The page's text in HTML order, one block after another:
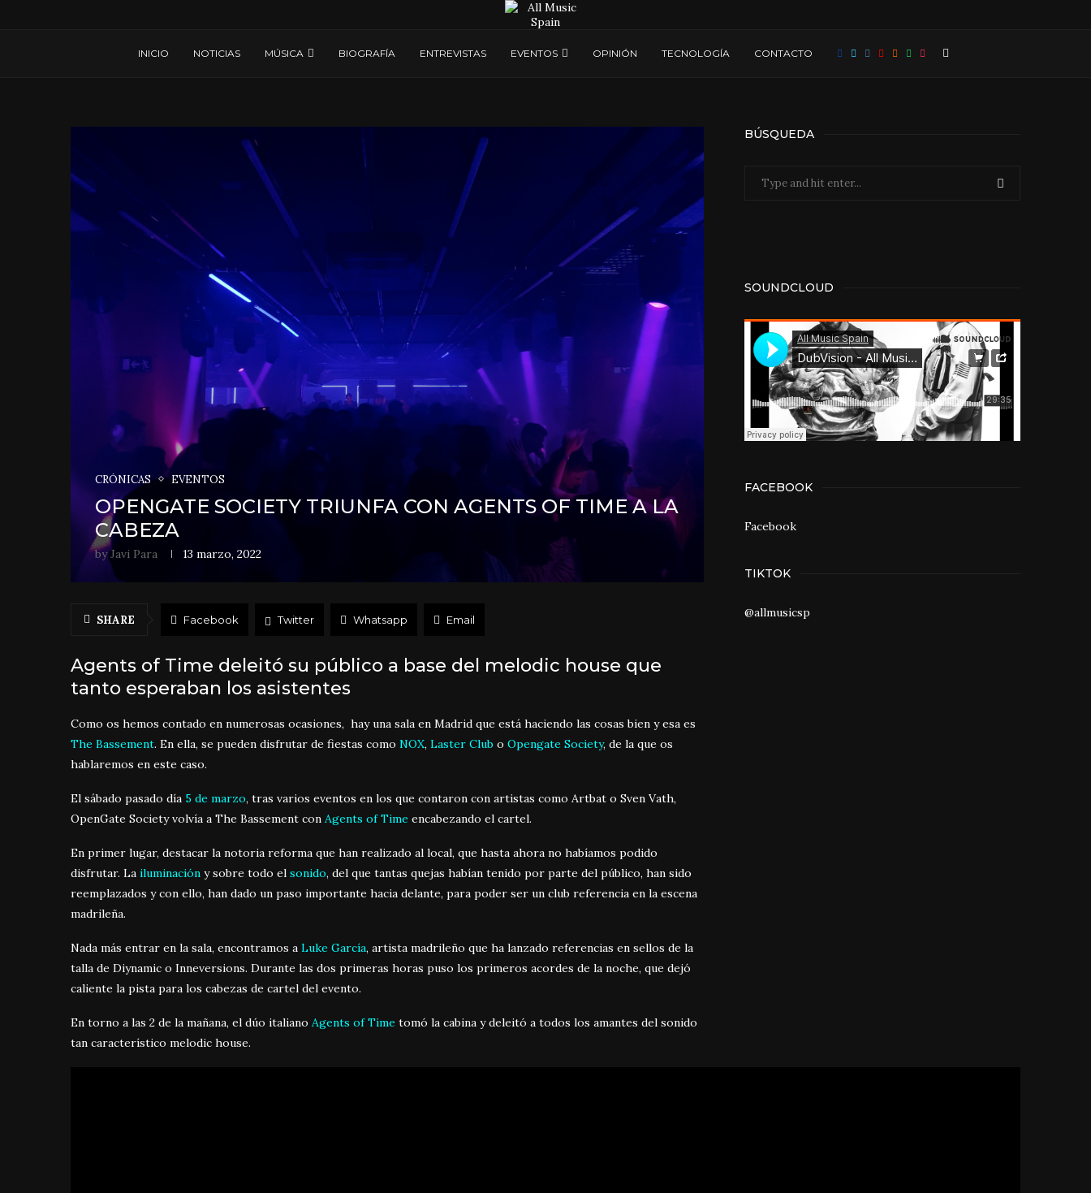
INICIO NOTICIAS MÚSICA BIOGRAFÍA ENTREVISTAS EVENTOS OPINIÓN TECNOLOGÍA CONTACTO
CRÓNICAS EVENTOS
OPENGATE SOCIETY TRIUNFA CON AGENTS OF TIME A LA
CABEZA
byJavi Para 13 marzo, 2022
SHARE Facebook Twitter Whatsapp Email
Agents of Time deleitó su público a base del melodic house que
tanto esperaban los asistentes
Como os hemos contado en numerosas ocasiones, hay una sala en Madrid que está haciendo las cosas bien y esa es
The Bassement. En ella, se pueden disfrutar de fiestas como NOX, Laster Club o Opengate Society, de la que os
hablaremos en este caso.
El sábado pasado día 5 de marzo, tras varios eventos en los que contaron con artistas como Artbat o Sven Vath,
OpenGate Society volvía a The Bassement con Agents of Time encabezando el cartel.
En primer lugar, destacar la notoria reforma que han realizado al local, que hasta ahora no habíamos podido
disfrutar. La iluminación y sobre todo el sonido, del que tantas quejas habían tenido por parte del público, han sido
reemplazados y con ello, han dado un paso importante hacia delante, para poder ser un club referencia en la escena
madrileña.
Nada más entrar en la sala, encontramos a Luke García, artista madrileño que ha lanzado referencias en sellos de la
talla de Diynamic o Inneversions. Durante las dos primeras horas puso los primeros acordes de la noche, que dejó
caliente la pista para los cabezas de cartel del evento.
En torno a las 2 de la mañana, el dúo italiano Agents of Time tomó la cabina y deleitó a todos los amantes del sonido
tan característico melodic house.
BÚSQUEDA
SOUNDCLOUD
FACEBOOK
Facebook
TIKTOK
@allmusicsp